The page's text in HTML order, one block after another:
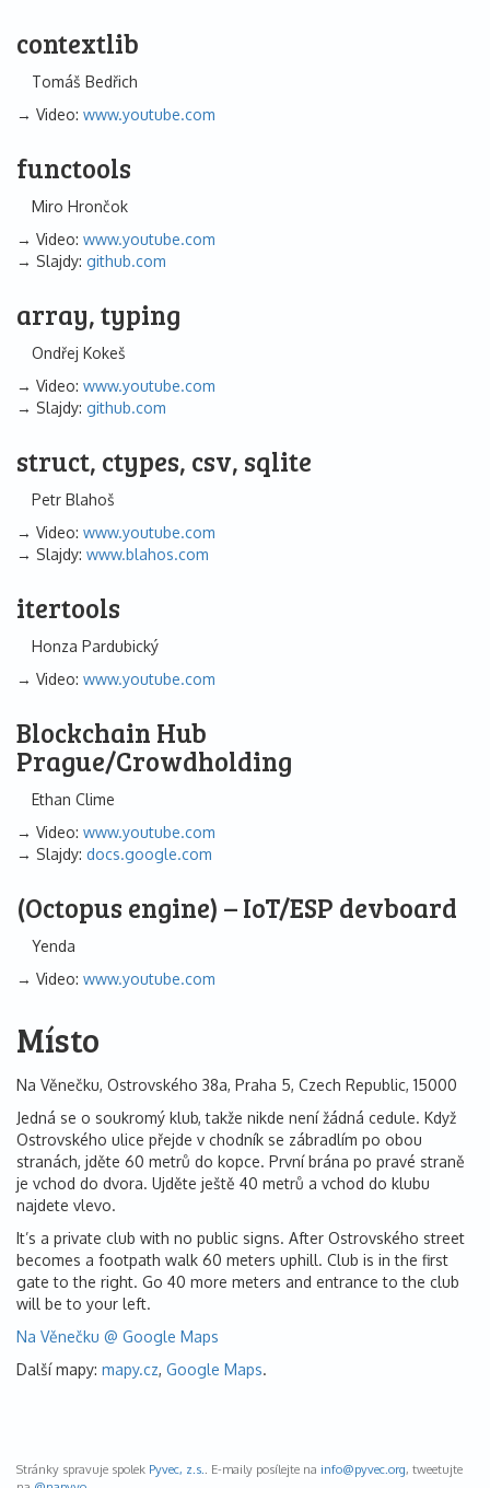
contextlib
Tomáš Bedřich
Video: www.youtube.com
functools
Miro Hrončok
Video: www.youtube.com
Slajdy: github.com
array, typing
Ondřej Kokeš
Video: www.youtube.com
Slajdy: github.com
struct, ctypes, csv, sqlite
Petr Blahoš
Video: www.youtube.com
Slajdy: www.blahos.com
itertools
Honza Pardubický
Video: www.youtube.com
Blockchain Hub
Prague/Crowdholding
Ethan Clime
Video: www.youtube.com
Slajdy: docs.google.com
(Octopus engine) – IoT/ESP devboard
Yenda
Video: www.youtube.com
Místo
Na Věnečku, Ostrovského 38a, Praha 5, Czech Republic, 15000
Jedná se o soukromý klub, takže nikde není žádná cedule. Když
Ostrovského ulice přejde v chodník se zábradlím po obou
stranách, jděte 60 metrů do kopce. První brána po pravé straně
je vchod do dvora. Ujděte ještě 40 metrů a vchod do klubu
najdete vlevo.
It’s a private club with no public signs. After Ostrovského street
becomes a footpath walk 60 meters uphill. Club is in the first
gate to the right. Go 40 more meters and entrance to the club
will be to your left.
Na Věnečku @ Google Maps
Další mapy: mapy.cz, Google Maps.
Stránky spravuje spolek Pyvec, z.s. . E-maily posílejte na info@pyvec.org, tweetujte